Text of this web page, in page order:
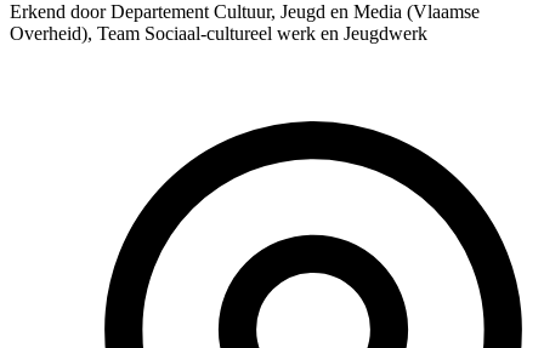
Erkend door Departement Cultuur, Jeugd en Media (Vlaamse
Overheid), Team Sociaal-cultureel werk en Jeugdwerk